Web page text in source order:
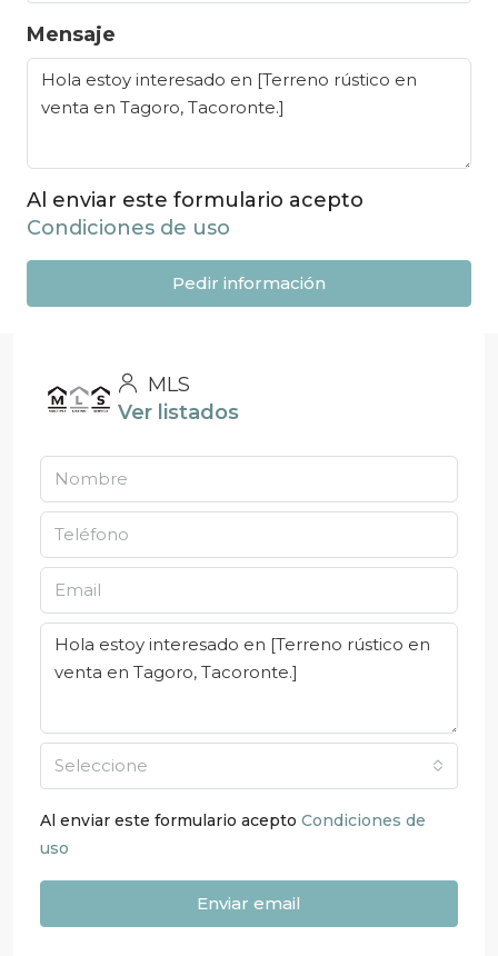
Mensaje
Al enviar este formulario acepto
Condiciones de uso
Pedir información
MLS
Ver listados
Seleccione
Al enviar este formulario acepto Condiciones de
uso
Enviar email